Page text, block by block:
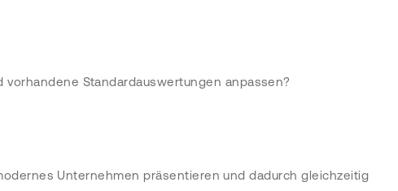
Standardauswertungen anpassen?
Unternehmen präsentieren und dadurch gleichzeitig